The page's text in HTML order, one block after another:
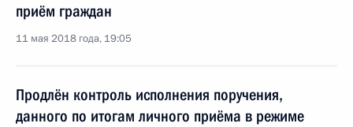
приём граждан
11 мая 2018 года, 19:05
Продлён контроль исполнения поручения,
данного по итогам личного приёма в режиме